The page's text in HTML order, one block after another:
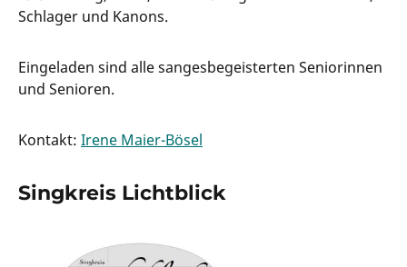
Schlager und Kanons.
Eingeladen sind alle sangesbegeisterten Seniorinnen
und Senioren.
Kontakt: Irene Maier-Bösel
Singkreis Lichtblick